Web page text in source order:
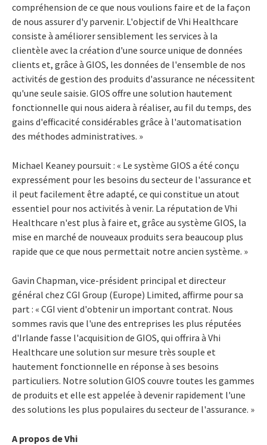
compréhension de ce que nous voulions faire et de la façon
de nous assurer d'y parvenir. L'objectif de Vhi Healthcare
consiste à améliorer sensiblement les services à la
clientèle avec la création d'une source unique de données
clients et, grâce à GIOS, les données de l'ensemble de nos
activités de gestion des produits d'assurance ne nécessitent
qu'une seule saisie. GIOS offre une solution hautement
fonctionnelle qui nous aidera à réaliser, au fil du temps, des
gains d'efficacité considérables grâce à l'automatisation
des méthodes administratives. »
Michael Keaney poursuit : « Le système GIOS a été conçu
expressément pour les besoins du secteur de l'assurance et
il peut facilement être adapté, ce qui constitue un atout
essentiel pour nos activités à venir. La réputation de Vhi
Healthcare n'est plus à faire et, grâce au système GIOS, la
mise en marché de nouveaux produits sera beaucoup plus
rapide que ce que nous permettait notre ancien système. »
Gavin Chapman, vice-président principal et directeur
général chez CGI Group (Europe) Limited, affirme pour sa
part : « CGI vient d'obtenir un important contrat. Nous
sommes ravis que l'une des entreprises les plus réputées
d'Irlande fasse l'acquisition de GIOS, qui offrira à Vhi
Healthcare une solution sur mesure très souple et
hautement fonctionnelle en réponse à ses besoins
particuliers. Notre solution GIOS couvre toutes les gammes
de produits et elle est appelée à devenir rapidement l'une
des solutions les plus populaires du secteur de l'assurance. »
A propos de Vhi